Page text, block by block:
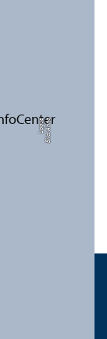
Bil
d:
A
n
n
a
L
o
g
u
e